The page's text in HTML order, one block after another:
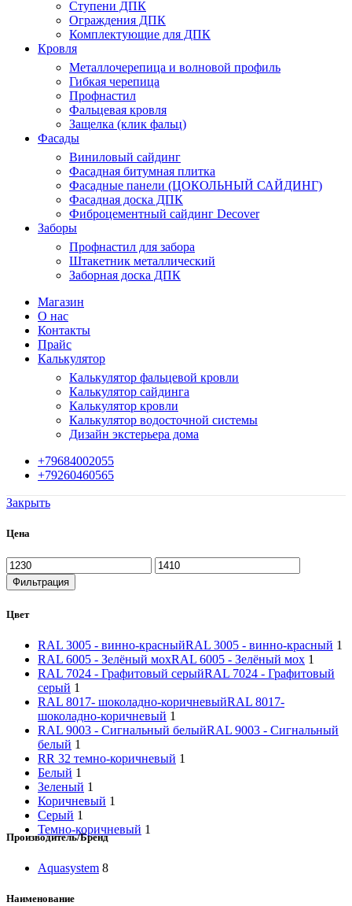
Ступени ДПК
Ограждения ДПК
Комплектующие для ДПК
Кровля
Металлочерепица и волновой профиль
Гибкая черепица
Профнастил
Фальцевая кровля
Защелка (клик фальц)
Фасады
Виниловый сайдинг
Фасадная битумная плитка
Фасадные панели (ЦОКОЛЬНЫЙ САЙДИНГ)
Фасадная доска ДПК
Фиброцементный сайдинг Decover
Заборы
Профнастил для забора
Штакетник металлический
Заборная доска ДПК
Магазин
О нас
Контакты
Прайс
Калькулятор
Калькулятор фальцевой кровли
Калькулятор сайдинга
Калькулятор кровли
Калькулятор водосточной системы
Дизайн экстерьера дома
+79684002055
+79260460565
Закрыть
Цена
Фильтрация
Цвет
RAL 3005 - винно-красныйRAL 3005 - винно-красный 1
RAL 6005 - Зелёный мохRAL 6005 - Зелёный мох 1
RAL 7024 - Графитовый серыйRAL 7024 - Графитовый
серый 1
RAL 8017- шоколадно-коричневыйRAL 8017-
шоколадно-коричневый 1
RAL 9003 - Сигнальный белыйRAL 9003 - Сигнальный
белый 1
RR 32 темно-коричневый 1
Белый 1
Зеленый 1
Коричневый 1
Серый 1
Темно-коричневый 1
Производитель/Бренд
Aquasystem 8
Наименование